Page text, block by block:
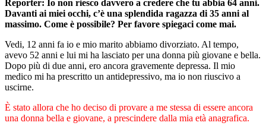
Reporter: Io non riesco davvero a credere che tu abbia 64 anni.
Davanti ai miei occhi, c’è una splendida ragazza di 35 anni al
massimo. Come è possibile? Per favore spiegaci come mai.
Vedi, 12 anni fa io e mio marito abbiamo divorziato. Al tempo,
avevo 52 anni e lui mi ha lasciato per una donna più giovane e bella.
Dopo più di due anni, ero ancora gravemente depressa. Il mio
medico mi ha prescritto un antidepressivo, ma io non riuscivo a
uscirne.
È stato allora che ho deciso di provare a me stessa di essere ancora
una donna bella e giovane, a prescindere dalla mia età anagrafica.